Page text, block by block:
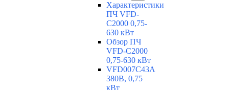
Характеристики
ПЧ VFD-
C2000 0,75-
630 кВт
Обзор ПЧ
VFD-C2000
0,75-630 кВт
VFD007C43A
380В, 0,75
кВт